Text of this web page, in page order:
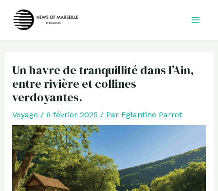
Un havre de tranquillité dans l’Ain,
entre rivière et collines
verdoyantes.
Voyage / 6 février 2025 / Par Eglantine Parrot